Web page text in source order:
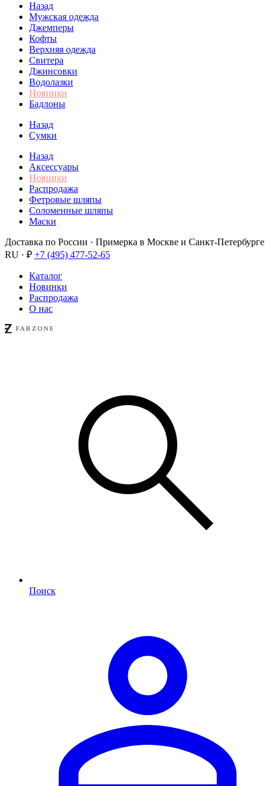
Назад
Мужская одежда
Джемперы
Кофты
Верхняя одежда
Свитера
Джинсовки
Водолазки
Новинки
Бадлоны
Назад
Сумки
Назад
Аксессуары
Новинки
Распродажа
Фетровые шляпы
Соломенные шляпы
Маски
Доставка по России · Примерка в Москве и Санкт-Петербурге
RU · ₽ +7 (495) 477-52-65
Каталог
Новинки
Распродажа
О нас
Поиск